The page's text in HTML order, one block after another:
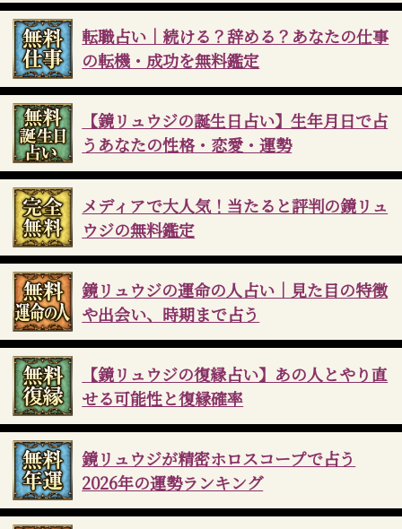
転職占い｜続ける？辞める？あなたの仕事
の転機・成功を無料鑑定
【鏡リュウジの誕生日占い】生年月日で占
うあなたの性格・恋愛・運勢
メディアで大人気！当たると評判の鏡リュ
ウジの無料鑑定
鏡リュウジの運命の人占い｜見た目の特徴
や出会い、時期まで占う
【鏡リュウジの復縁占い】あの人とやり直
せる可能性と復縁確率
鏡リュウジが精密ホロスコープで占う
2026年の運勢ランキング